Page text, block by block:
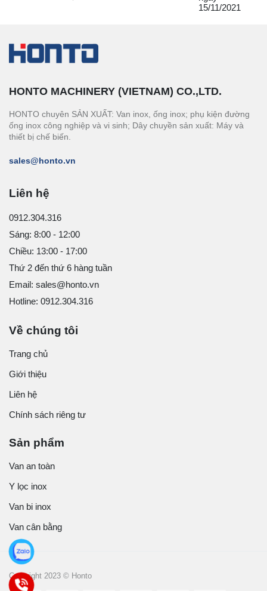
HONTO MACHINERY (VIETNAM) CO.,LTD.
HONTO chuyên SẢN XUẤT: Van inox, ống inox; phụ kiện đường
ống inox công nghiệp và vi sinh; Dây chuyền sản xuất: Máy và
thiết bị chế biến.
sales@honto.vn
Liên hệ
0912.304.316
Sáng: 8:00 - 12:00
Chiều: 13:00 - 17:00
Thứ 2 đến thứ 6 hàng tuần
Email: sales@honto.vn
Hotline: 0912.304.316
Về chúng tôi
Trang chủ
Giới thiệu
Liên hệ
Chính sách riêng tư
Sản phẩm
Van an toàn
Y lọc inox
Van bi inox
Van cân bằng
Copyright 2023 © Honto